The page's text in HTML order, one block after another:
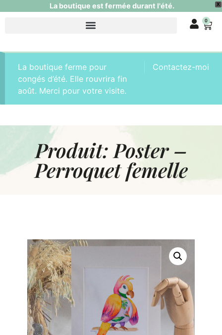
X
La boutique est fermée durant l'été.
0
Contactez-moi
La boutique ferme pour
congés d’été. Elle rouvrira fin
août. Merci pour votre visite.
Produit: Poster –
Perroquet femelle